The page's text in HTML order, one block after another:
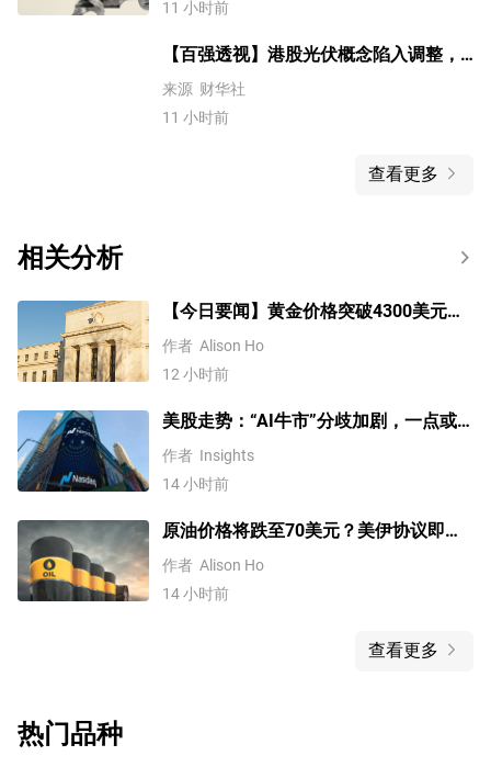
11 小时前
【百强透视】港股光伏概念陷入调整，
多重因素压制板块情绪
来源 财华社
11 小时前
查看更多
相关分析
【今日要闻】黄金价格突破4300美元，
比特币逼近6.5万，关注伊朗谈判
作者 Alison Ho
12 小时前
美股走势：“AI牛市”分歧加剧，一点或
预示中期调整难以避免？
作者 Insights
14 小时前
原油价格将跌至70美元？美伊协议即将
达成，但小心冲突再起
作者 Alison Ho
14 小时前
查看更多
热门品种